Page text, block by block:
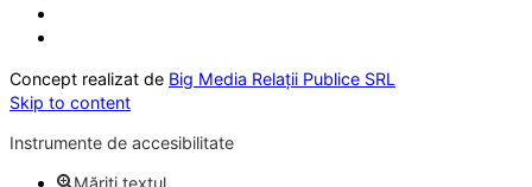
Concept realizat de Big Media Relații Publice SRL
Skip to content
Instrumente de accesibilitate
Măriți textul